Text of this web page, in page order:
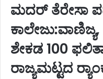
ಮದರ್ ತೆರೇಸಾ
ಶೇಕಡ 100
ರಾಜ್ಯಮಟ್ಟದ